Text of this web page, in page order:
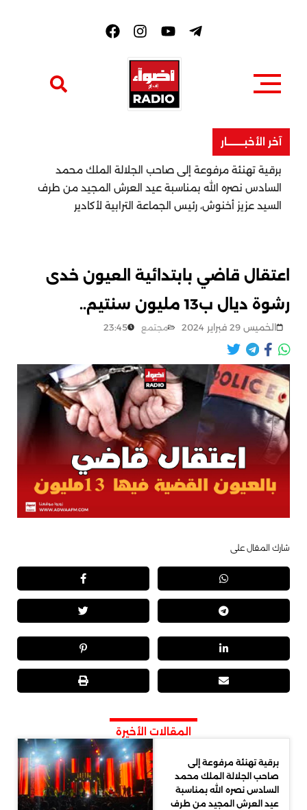
e
b
k
آخر الأخبــــــــار
برقية تهنئة مرفوعة إلى صاحب الجلالة الملك محمد
السادس نصره الله بمناسبة عيد العرش المجيد من طرف
السيد عزيز أخنوش، رئيس الجماعة الترابية لأكادير
اعتقال قاضي بابتدائية العيون خدى
رشوة ديال ب13 مليون سنتيم..
الخميس 29 فبراير 2024 مجتمع 23:45
شارك المقال على
المقالات الأخيرة
برقية تهنئة مرفوعة إلى
صاحب الجلالة الملك محمد
السادس نصره الله بمناسبة
عيد العرش المجيد من طرف